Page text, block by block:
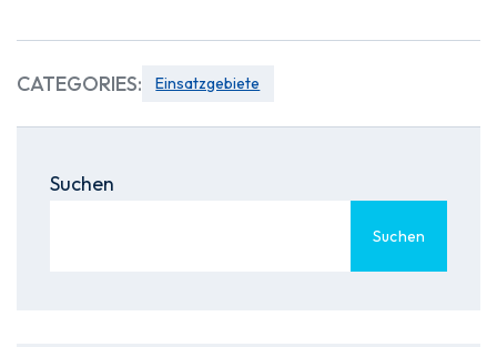
CATEGORIES: Einsatzgebiete
Suchen
Suchen